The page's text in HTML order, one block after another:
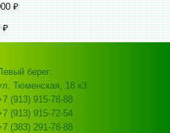
₽
₽
берег:
Тюменская, 18 к3
(913) 915-78-88
(913) 915-72-54
(383) 291-78-88